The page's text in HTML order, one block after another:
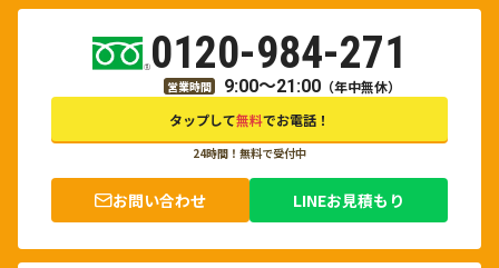
0120-984-271
営業時間 9:00～21:00 （年中無休）
タップして無料でお電話！
24時間！無料で受付中
お問い合わせ LINEお見積もり